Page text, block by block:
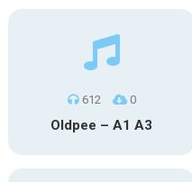
612 0
Oldpee – A1 A3